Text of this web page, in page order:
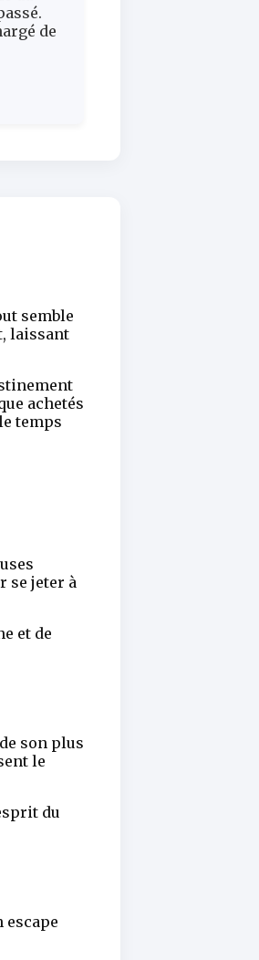
de
semble
laissant
achetés
temps
se jeter à
et de
son plus
le
du
escape